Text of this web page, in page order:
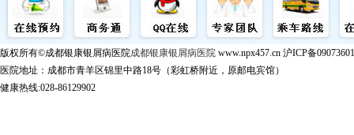
版权所有©成都银康银屑病医院成都银康银屑病医院 www.npx457.cn 沪ICP备
医院地址：成都市青羊区锦里中路18号（彩虹桥附近，原邮电宾馆）
健康热线:028-86129902